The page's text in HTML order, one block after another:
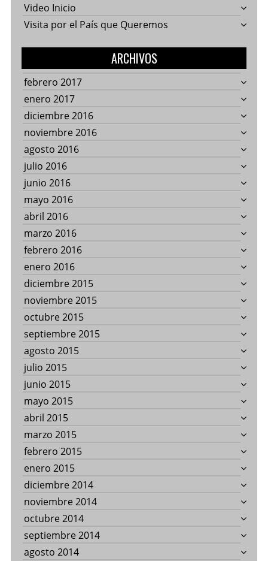
Video Inicio
Visita por el País que Queremos
ARCHIVOS
febrero 2017
enero 2017
diciembre 2016
noviembre 2016
agosto 2016
julio 2016
junio 2016
mayo 2016
abril 2016
marzo 2016
febrero 2016
enero 2016
diciembre 2015
noviembre 2015
octubre 2015
septiembre 2015
agosto 2015
julio 2015
junio 2015
mayo 2015
abril 2015
marzo 2015
febrero 2015
enero 2015
diciembre 2014
noviembre 2014
octubre 2014
septiembre 2014
agosto 2014